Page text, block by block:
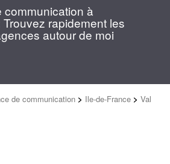
communication à
rapidement les
autour de moi
de communication > Ile-de-France > Val